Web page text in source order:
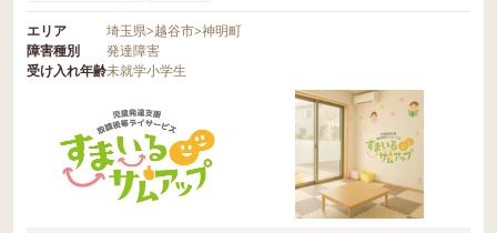
エリア 埼玉県>越谷市>神明町
障害種別
発達障害
受け入れ年齢未就学小学生